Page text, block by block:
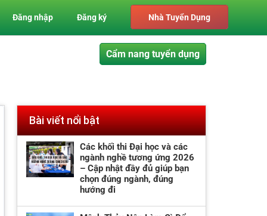
Đăng nhập Đăng ký Nhà Tuyển Dụng
Cẩm nang tuyển dụng
Bài viết nổi bật
Các khối thi Đại học và các
ngành nghề tương ứng 2026
– Cập nhật đầy đủ giúp bạn
chọn đúng ngành, đúng
hướng đi